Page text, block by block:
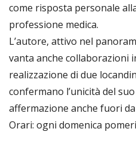
come risposta personale
professione medica.
L’autore, attivo nel
vanta anche collaborazioni
realizzazione di due
confermano l’unicità del
affermazione anche fuori
Orari: ogni domenica